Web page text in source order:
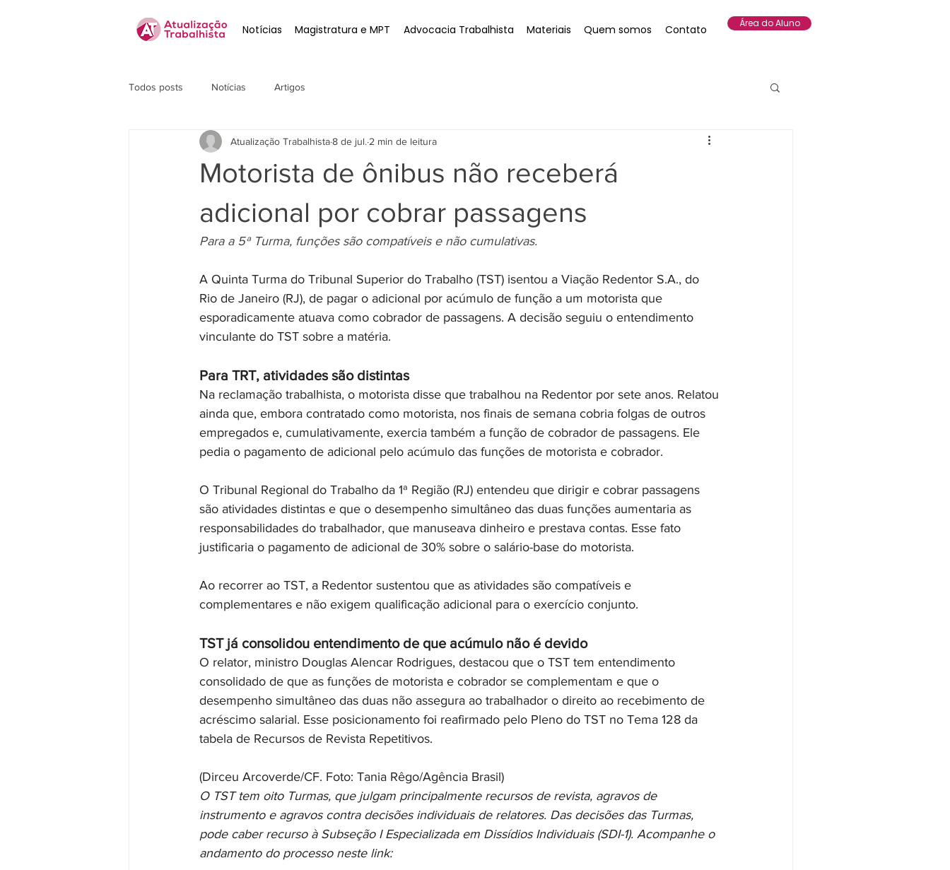
Notícias Magistratura e MPT Advocacia Trabalhista Materiais Quem somos Contato Área do Aluno
Todos posts Notícias Artigos
Motorista de ônibus não receberá
adicional por cobrar passagens
Atualização Trabalhista8 de jul. 2 min de leitura
Para a 5ª Turma, funções são compatíveis e não cumulativas.
A Quinta Turma do Tribunal Superior do Trabalho (TST) isentou a Viação Redentor S.A., do
Rio de Janeiro (RJ), de pagar o adicional por acúmulo de função a um motorista que
esporadicamente atuava como cobrador de passagens. A decisão seguiu o entendimento
vinculante do TST sobre a matéria.
Para TRT, atividades são distintas
Na reclamação trabalhista, o motorista disse que trabalhou na Redentor por sete anos. Relatou
ainda que, embora contratado como motorista, nos finais de semana cobria folgas de outros
empregados e, cumulativamente, exercia também a função de cobrador de passagens. Ele
pedia o pagamento de adicional pelo acúmulo das funções de motorista e cobrador.
O Tribunal Regional do Trabalho da 1ª Região (RJ) entendeu que dirigir e cobrar passagens
são atividades distintas e que o desempenho simultâneo das duas funções aumentaria as
responsabilidades do trabalhador, que manuseava dinheiro e prestava contas. Esse fato
justificaria o pagamento de adicional de 30% sobre o salário-base do motorista.
Ao recorrer ao TST, a Redentor sustentou que as atividades são compatíveis e
complementares e não exigem qualificação adicional para o exercício conjunto.
TST já consolidou entendimento de que acúmulo não é devido
O relator, ministro Douglas Alencar Rodrigues, destacou que o TST tem entendimento
consolidado de que as funções de motorista e cobrador se complementam e que o
desempenho simultâneo das duas não assegura ao trabalhador o direito ao recebimento de
acréscimo salarial. Esse posicionamento foi reafirmado pelo Pleno do TST no Tema 128 da
tabela de Recursos de Revista Repetitivos.
(Dirceu Arcoverde/CF. Foto: Tania Rêgo/Agência Brasil)
O TST tem oito Turmas, que julgam principalmente recursos de revista, agravos de
instrumento e agravos contra decisões individuais de relatores. Das decisões das Turmas,
pode caber recurso à Subseção I Especializada em Dissídios Individuais (SDI-1). Acompanhe o
andamento do processo neste link: